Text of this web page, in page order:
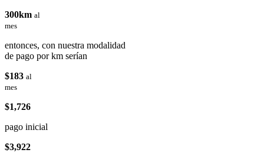
300km al
mes
entonces, con nuestra modalidad
de pago por km serían
$183 al
mes
$1,726
pago inicial
$3,922